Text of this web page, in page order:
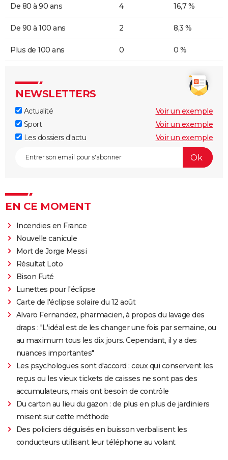
De 80 à 90 ans 4 16,7 %
De 90 à 100 ans 2 8,3 %
Plus de 100 ans 0 0 %
NEWSLETTERS
Actualité
Voir un exemple
Sport
Voir un exemple
Les dossiers d'actu
Voir un exemple
EN CE MOMENT
Incendies en France
Nouvelle canicule
Mort de Jorge Messi
Résultat Loto
Bison Futé
Lunettes pour l'éclipse
Carte de l'éclipse solaire du 12 août
Alvaro Fernandez, pharmacien, à propos du lavage des
draps : "L'idéal est de les changer une fois par semaine, ou
au maximum tous les dix jours. Cependant, il y a des
nuances importantes"
Les psychologues sont d'accord : ceux qui conservent les
reçus ou les vieux tickets de caisses ne sont pas des
accumulateurs, mais ont besoin de contrôle
Du carton au lieu du gazon : de plus en plus de jardiniers
misent sur cette méthode
Des policiers déguisés en buisson verbalisent les
conducteurs utilisant leur téléphone au volant